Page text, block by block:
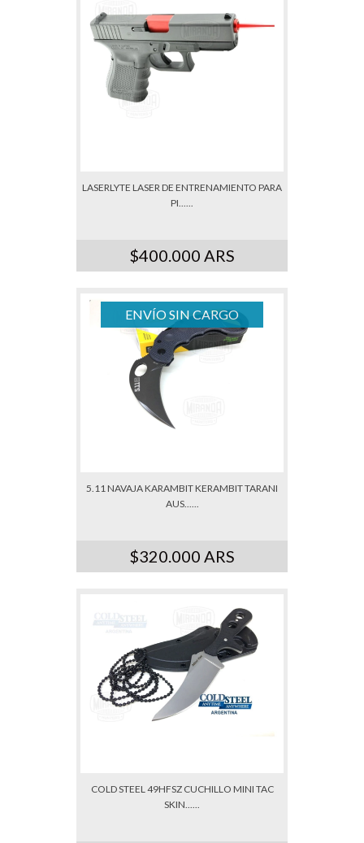
LASERLYTE LASER DE ENTRENAMIENTO PARA
PI......
$400.000 ARS
ENVÍO SIN CARGO
5.11 NAVAJA KARAMBIT KERAMBIT TARANI
AUS......
$320.000 ARS
COLD STEEL 49HFSZ CUCHILLO MINI TAC
SKIN......